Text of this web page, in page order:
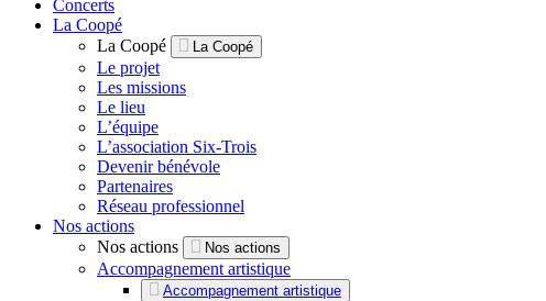
Concerts
La Coopé
La Coopé
La Coopé
Le projet
Les missions
Le lieu
L’équipe
L’association Six-Trois
Devenir bénévole
Partenaires
Réseau professionnel
Nos actions
Nos actions
Nos actions
Accompagnement artistique
Accompagnement artistique